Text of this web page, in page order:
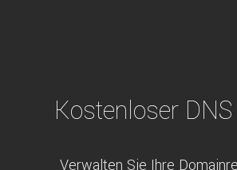
Kostenloser
Verwalten Sie Ihre